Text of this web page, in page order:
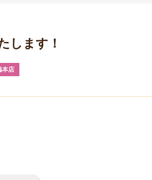
します！
本店